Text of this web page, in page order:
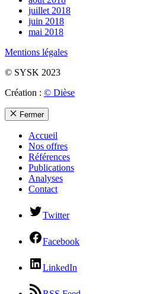
juillet 2018
juin 2018
mai 2018
Mentions légales
© SYSK 2023
Création : © Dièse
Fermer
Accueil
Nos offres
Références
Publications
Analyses
Contact
Twitter
Facebook
LinkedIn